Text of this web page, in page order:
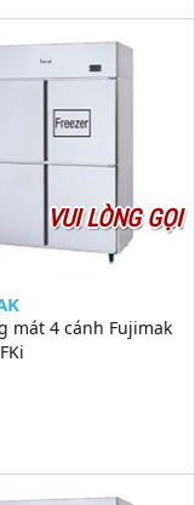
VUI LÒNG GỌI
mát 4 cánh Fujimak